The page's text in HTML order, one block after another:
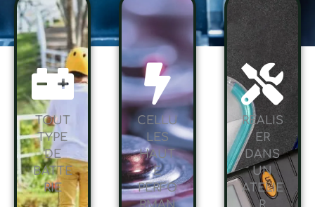
TOUT
TYPE
DE
BATTE
RIE
CELLU
LES
HAUT
E
PERFO
RÉALIS
ER
DANS
UN
ATELIE